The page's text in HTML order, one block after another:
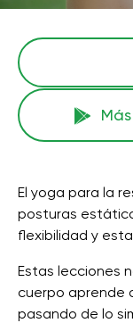
El yoga para la
posturas
flexibilidad y
Estas lecciones
cuerpo aprende
pasando de lo